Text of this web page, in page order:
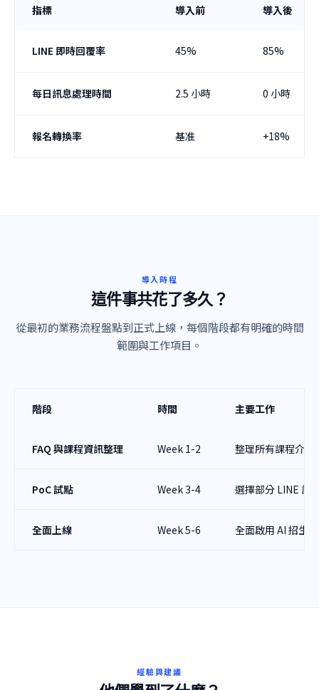
指標 導入前 導入後
LINE 即時回覆率 45% 85%
每日訊息處理時間 2.5 小時 0 小時
報名轉換率 基准 +18%
導入時程
這件事共花了多久？
從最初的業務流程盤點到正式上線，每個階段都有明確的時間
範圍與工作項目。
階段 時間 主要工作
FAQ 與課程資訊整理 Week 1-2 整理所有課程介紹
PoC 試點 Week 3-4 選擇部分 LINE 訊
全面上線 Week 5-6 全面啟用 AI 招生
經驗與建議